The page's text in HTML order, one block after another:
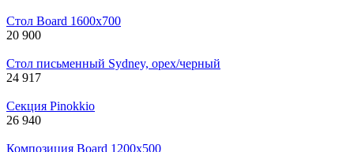
Стол Board 1600x700
20 900
Стол письменный Sydney, орех/черный
24 917
Cекция Pinokkio
26 940
Композиция Board 1200х500